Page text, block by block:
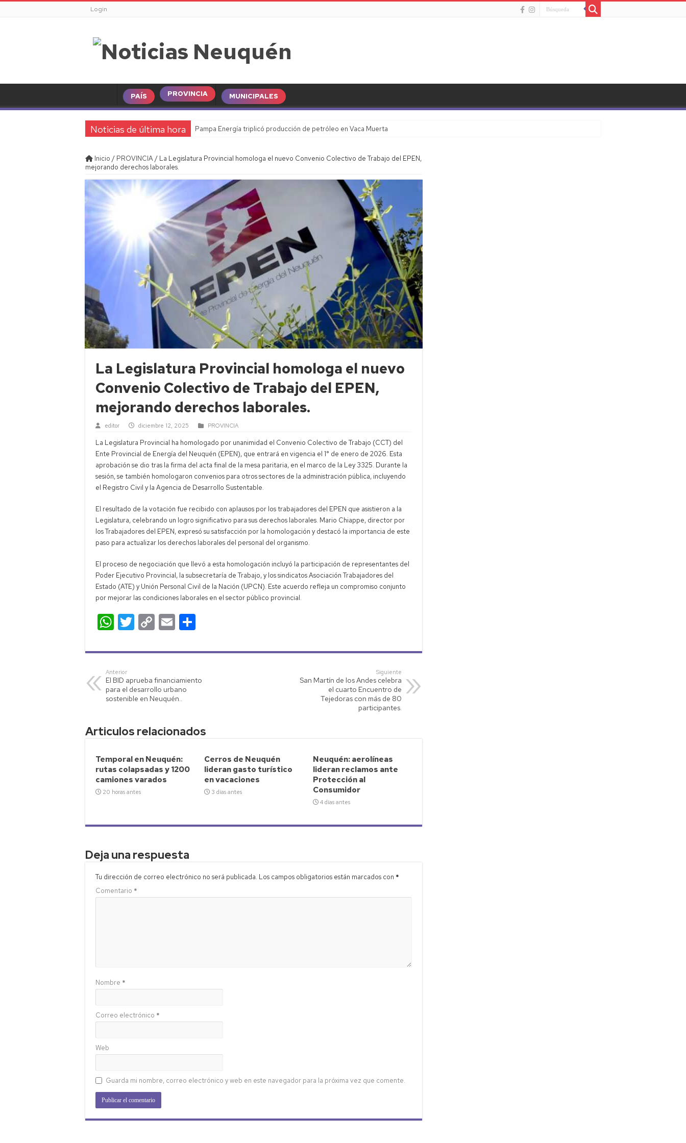
Login
PAÍS PROVINCIA MUNICIPALES
Noticias de última hora Pampa Energía triplicó producción de petróleo en Vaca Muerta
Inicio / PROVINCIA/ La Legislatura Provincial homologa el nuevo Convenio Colectivo de Trabajo del EPEN,
mejorando derechos laborales.
La Legislatura Provincial homologa el nuevo
Convenio Colectivo de Trabajo del EPEN,
mejorando derechos laborales.
editor diciembre 12, 2025 PROVINCIA
La Legislatura Provincial ha homologado por unanimidad el Convenio Colectivo de Trabajo (CCT) del
Ente Provincial de Energía del Neuquén (EPEN), que entrará en vigencia el 1° de enero de 2026. Esta
aprobación se dio tras la firma del acta final de la mesa paritaria, en el marco de la Ley 3325. Durante la
sesión, se también homologaron convenios para otros sectores de la administración pública, incluyendo
el Registro Civil y la Agencia de Desarrollo Sustentable.
El resultado de la votación fue recibido con aplausos por los trabajadores del EPEN que asistieron a la
Legislatura, celebrando un logro significativo para sus derechos laborales. Mario Chiappe, director por
los Trabajadores del EPEN, expresó su satisfacción por la homologación y destacó la importancia de este
paso para actualizar los derechos laborales del personal del organismo.
El proceso de negociación que llevó a esta homologación incluyó la participación de representantes del
Poder Ejecutivo Provincial, la subsecretaría de Trabajo, y los sindicatos Asociación Trabajadores del
Estado (ATE) y Unión Personal Civil de la Nación (UPCN). Este acuerdo refleja un compromiso conjunto
por mejorar las condiciones laborales en el sector público provincial.
W
at
s
A
p
T
tt
C
p
Li
nk
E
ail m
ar
Anterior
El BID aprueba financiamiento
para el desarrollo urbano
sostenible en Neuquén..
Siguiente
San Martín de los Andes celebra
el cuarto Encuentro de
Tejedoras con más de 80
participantes.
Articulos relacionados
Temporal en Neuquén:
rutas colapsadas y 1200
camiones varados
20 horas antes
Cerros de Neuquén
lideran gasto turístico
en vacaciones
3 días antes
Neuquén: aerolíneas
lideran reclamos ante
Protección al
Consumidor
4 días antes
Deja una respuesta
Tu dirección de correo electrónico no será publicada. Los campos obligatorios están marcados con *
Comentario *
Nombre *
Correo electrónico *
Web
Guarda mi nombre, correo electrónico y web en este navegador para la próxima vez que comente.